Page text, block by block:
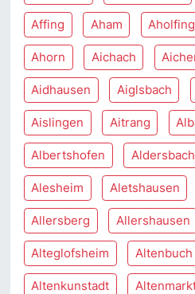
Affing Aham Aholfing
Ahorn Aichach
Aidhausen Aiglsbach
Aislingen Aitrang
Albertshofen Aldersbach
Alesheim Aletshausen
Allersberg Allershausen
Alteglofsheim Altenbuch
Altenkunstadt